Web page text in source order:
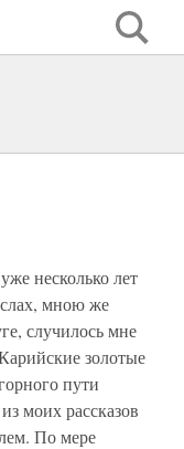
несколько лет
мною же
случилось мне
золотые
пути
моих рассказов
По мере